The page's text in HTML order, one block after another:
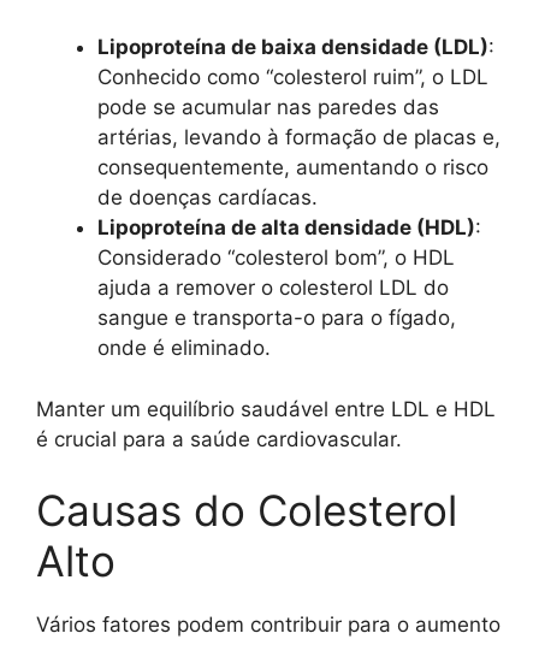
Lipoproteína de baixa densidade (LDL):
Conhecido como “colesterol ruim”, o LDL
pode se acumular nas paredes das
artérias, levando à formação de placas e,
consequentemente, aumentando o risco
de doenças cardíacas.
Lipoproteína de alta densidade (HDL):
Considerado “colesterol bom”, o HDL
ajuda a remover o colesterol LDL do
sangue e transporta-o para o fígado,
onde é eliminado.
Manter um equilíbrio saudável entre LDL e HDL
é crucial para a saúde cardiovascular.
Causas do Colesterol
Alto
Vários fatores podem contribuir para o aumento